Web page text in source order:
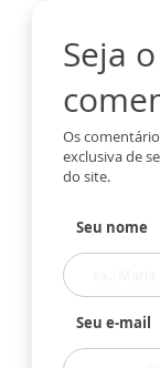
Seja
Os
exclusiva de
do site.
Seu nome
Seu e-mail